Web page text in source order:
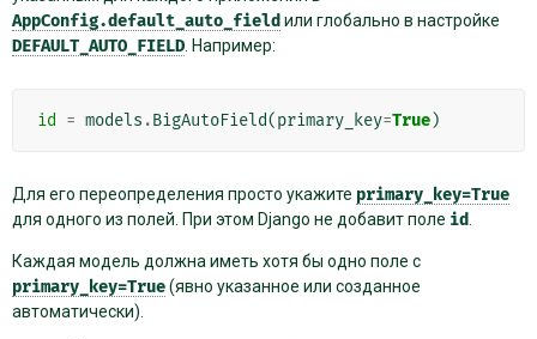
AppConfig.default_auto_field или глобально в настройке
DEFAULT_AUTO_FIELD . Например:
id = models .BigAutoField(primary_key=True)
Для его переопределения просто укажите primary_key=True
для одного из полей. При этом Django не добавит поле id
Каждая модель должна иметь хотя бы одно поле с
primary_key=True(явно указанное или созданное
автоматически).